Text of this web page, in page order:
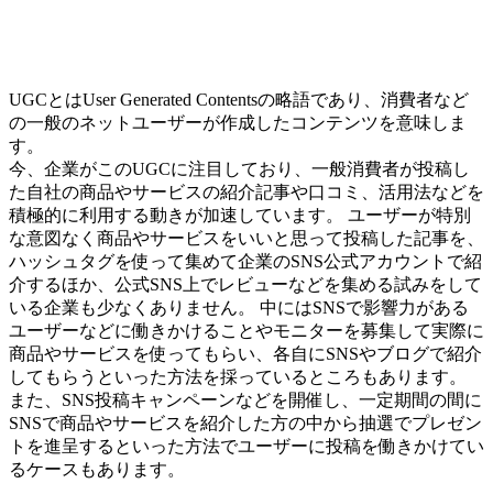
UGCとはUser Generated Contentsの略語であり、消費者など
の一般のネットユーザーが作成したコンテンツを意味しま
す。
今、企業がこのUGCに注目しており、一般消費者が投稿し
た自社の商品やサービスの紹介記事や口コミ、活用法などを
積極的に利用する動きが加速しています。 ユーザーが特別
な意図なく商品やサービスをいいと思って投稿した記事を、
ハッシュタグを使って集めて企業のSNS公式アカウントで紹
介するほか、公式SNS上でレビューなどを集める試みをして
いる企業も少なくありません。 中にはSNSで影響力がある
ユーザーなどに働きかけることやモニターを募集して実際に
商品やサービスを使ってもらい、各自にSNSやブログで紹介
してもらうといった方法を採っているところもあります。
また、SNS投稿キャンペーンなどを開催し、一定期間の間に
SNSで商品やサービスを紹介した方の中から抽選でプレゼン
トを進呈するといった方法でユーザーに投稿を働きかけてい
るケースもあります。